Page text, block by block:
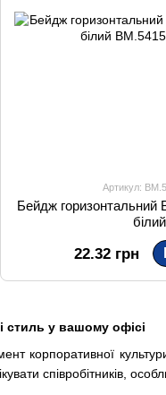
стиль у вашому офісі
культури
співробітників,
Артикул:
Бейдж горизонтальний
білий
22.32 грн